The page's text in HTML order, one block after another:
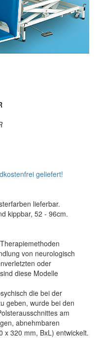
geliefert!
lieferbar.
kippbar, 52 - 96cm.
von neurologisch
oder
diese Modelle
die bei der
geben, wurde bei den
am
abnehmbaren
x 320 mm, BxL) entwickelt.